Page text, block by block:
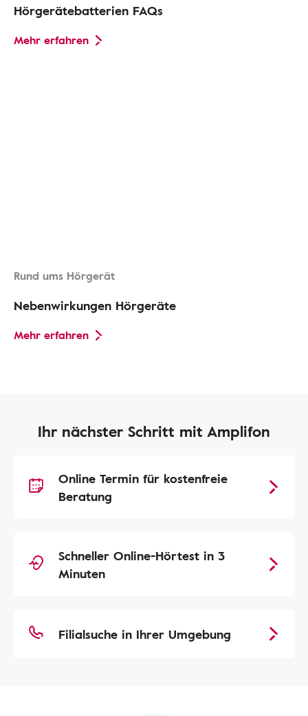
Hörgerätebatterien FAQs
Mehr erfahren
Rund ums Hörgerät
Nebenwirkungen Hörgeräte
Mehr erfahren
Ihr nächster Schritt mit Amplifon
Online Termin für kostenfreie
Beratung
Schneller Online-Hörtest in 3
Minuten
Filialsuche in Ihrer Umgebung